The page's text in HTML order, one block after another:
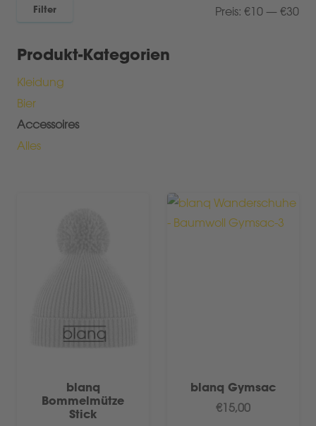
Filter Preis: €10 — €30
Produkt-Kategorien
Kleidung
Bier
Accessoires
Alles
blanq
Bommelmütze
Stick
blanq Gymsac
€15,00